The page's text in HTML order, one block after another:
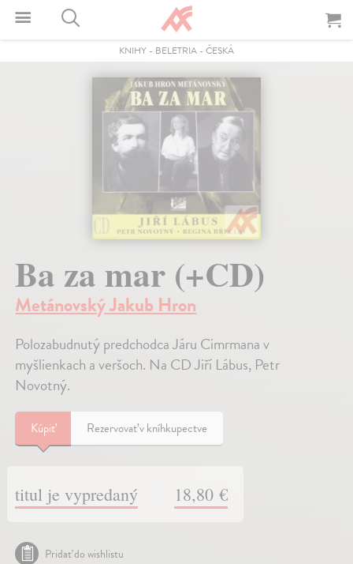
KNIHY - BELETRIA - ČESKÁ
Ba za mar (+CD)
Metánovský Jakub Hron
Polozabudnutý predchodca Járu Cimrmana v
myšlienkach a veršoch. Na CD Jiří Lábus, Petr
Novotný.
Kúpiť Rezervovať v kníhkupectve
titul je vypredaný 18,80 €
Pridať do wishlistu